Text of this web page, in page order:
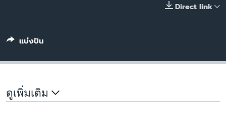
Direct link
แบ่งปัน
ดูเพิ่มเติม